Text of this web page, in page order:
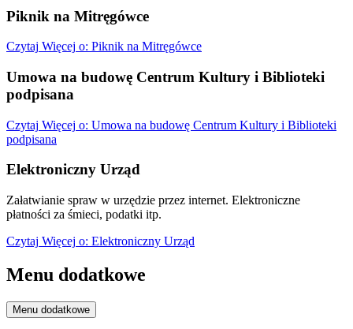
Piknik na Mitręgówce
Czytaj Więcej o: Piknik na Mitręgówce
Umowa na budowę Centrum Kultury i Biblioteki
podpisana
Czytaj Więcej o: Umowa na budowę Centrum Kultury i Biblioteki
podpisana
Elektroniczny Urząd
Załatwianie spraw w urzędzie przez internet. Elektroniczne
płatności za śmieci, podatki itp.
Czytaj Więcej o: Elektroniczny Urząd
Menu dodatkowe
Menu dodatkowe